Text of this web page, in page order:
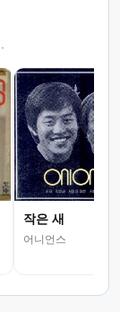
작은 새
어니언스